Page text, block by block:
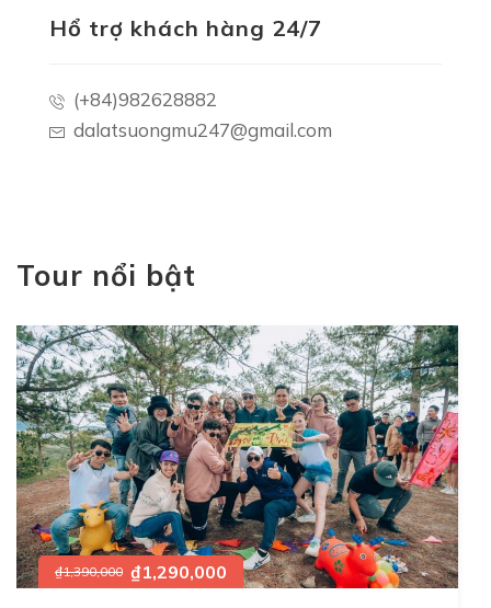
Hổ trợ khách hàng 24/7
(+84)982628882
dalatsuongmu247@gmail.com
Tour nổi bật
₫1,390,000 ₫1,290,000